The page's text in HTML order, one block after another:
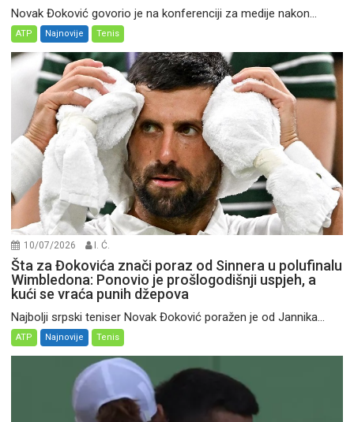
Novak Đoković govorio je na konferenciji za medije nakon...
ATP Najnovije Tenis
10/07/2026 I. Ć.
Šta za Đokovića znači poraz od Sinnera u polufinalu
Wimbledona: Ponovio je prošlogodišnji uspjeh, a
kući se vraća punih džepova
Najbolji srpski teniser Novak Đoković poražen je od Jannika...
ATP Najnovije Tenis